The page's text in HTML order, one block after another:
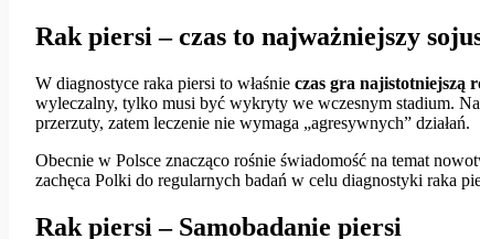
Rak piersi – czas to najważniejszy
W diagnostyce raka piersi to właśnie czas gra najistotniejszą
wyleczalny, tylko musi być wykryty we wczesnym stadium.
przerzuty, zatem leczenie nie wymaga „agresywnych” działań.
Obecnie w Polsce znacząco rośnie świadomość na temat
zachęca Polki do regularnych badań w celu diagnostyki raka
Rak piersi – Samobadanie piersi